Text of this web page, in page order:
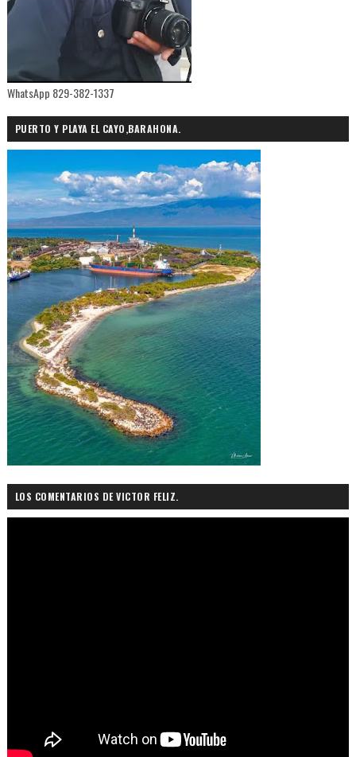
WhatsApp 829-382-1337
PUERTO Y PLAYA EL CAYO,BARAHONA.
LOS COMENTARIOS DE VICTOR FELIZ.